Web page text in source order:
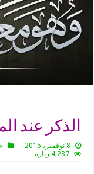
الذكر عند
8 نوفمبر، 2015
4,237 زيارة